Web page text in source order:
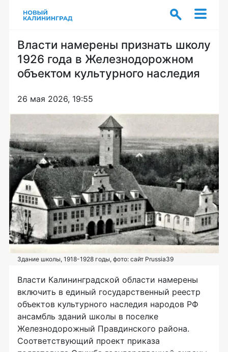
Власти намерены признать школу
1926 года в Железнодорожном
объектом культурного наследия
26 мая 2026, 19:55
Здание школы, 1918-1928 годы, фото: сайт Prussia39
Власти Калининградской области намерены
включить в единый государственный реестр
объектов культурного наследия народов РФ
ансамбль зданий школы в поселке
Железнодорожный Правдинского района.
Соответствующий проект приказа